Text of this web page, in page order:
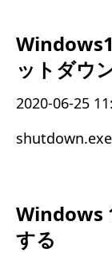
ットダウ
2020-06-25
shutdown.exe
Windows
する